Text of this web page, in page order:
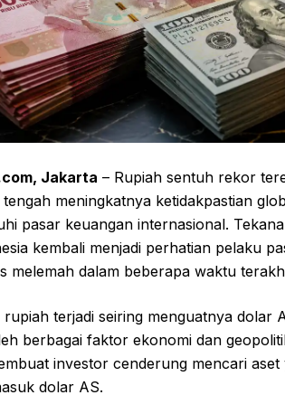
Jakarta – Rupiah sentuh rekor
meningkatnya ketidakpastian
pasar keuangan internasional.
kembali menjadi perhatian pelaku
melemah dalam beberapa waktu
rupiah terjadi seiring menguatnya dolar
berbagai faktor ekonomi dan
investor cenderung mencari aset
dolar AS.